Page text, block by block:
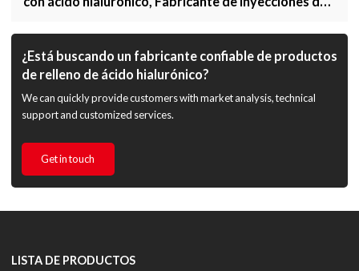
¿Está buscando un fabricante confiable de productos
de relleno de ácido hialurónico?
We can quickly provide customers with market analysis, technical
support and customized services.
Get in touch
LISTA DE PRODUCTOS